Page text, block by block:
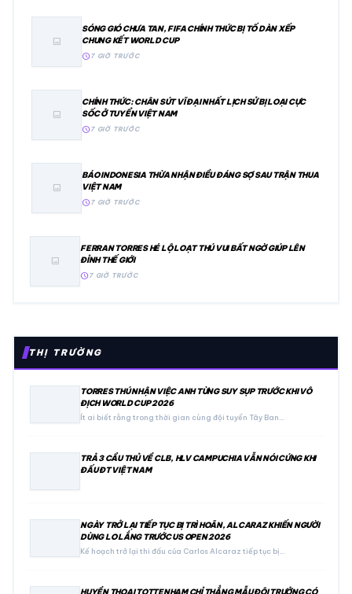
image
SÓNG GIÓ CHƯA TAN, FIFA CHÍNH THỨC BỊ TỐ DÀN XẾP
CHUNG KẾT WORLD CUP
schedule7 GIỜ TRƯỚC
image
CHÍNH THỨC: CHÂN SÚT VĨ ĐẠI NHẤT LỊCH SỬ BỊ LOẠI CỰC
SỐC Ở TUYỂN VIỆT NAM
schedule7 GIỜ TRƯỚC
image
BÁO INDONESIA THỪA NHẬN ĐIỀU ĐÁNG SỢ SAU TRẬN THUA
VIỆT NAM
schedule7 GIỜ TRƯỚC
image
FERRAN TORRES HÉ LỘ LOẠT THÚ VUI BẤT NGỜ GIÚP LÊN
ĐỈNH THẾ GIỚI
schedule7 GIỜ TRƯỚC
THỊ TRƯỜNG
TORRES THÚ NHẬN VIỆC ANH TỪNG SUY SỤP TRƯỚC KHI VÔ
ĐỊCH WORLD CUP 2026
Ít ai biết rằng trong thời gian cùng đội tuyển Tây Ban…
TRẢ 3 CẦU THỦ VỀ CLB, HLV CAMPUCHIA VẪN NÓI CỨNG KHI
ĐẤU ĐT VIỆT NAM
NGÀY TRỞ LẠI TIẾP TỤC BỊ TRÌ HOÃN, ALCARAZ KHIẾN NGƯỜI
DÙNG LO LẮNG TRƯỚC US OPEN 2026
Kế hoạch trở lại thi đấu của Carlos Alcaraz tiếp tục bị…